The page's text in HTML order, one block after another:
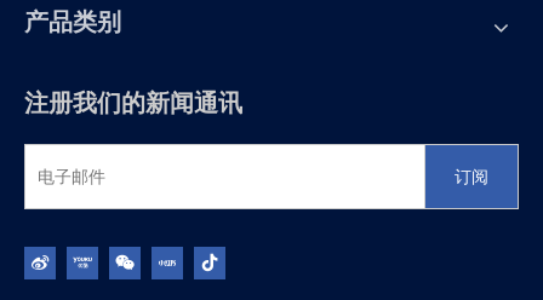
产品类别
注册我们的新闻通讯
订阅